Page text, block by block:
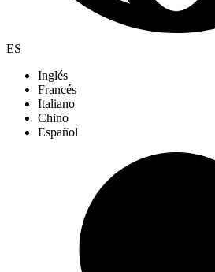
ES
Inglés
Francés
Italiano
Chino
Español